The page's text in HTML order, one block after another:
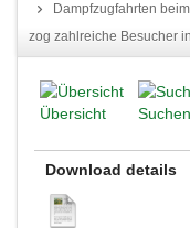
Dampfzugfahrten
zog zahlreiche Besucher
Übersicht
Suchen
Download details